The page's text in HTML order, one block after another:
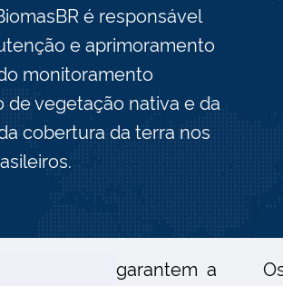
é responsável
e aprimoramento
monitoramento
de vegetação nativa e da
cobertura da terra nos
garantem a